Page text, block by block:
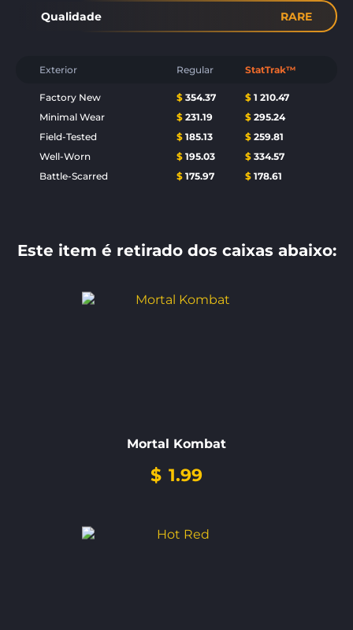
Qualidade RARE
Exterior Regular StatTrak™
Factory New $ 354.37 $ 1 210.47
Minimal Wear
$ 231.19 $ 295.24
Field-Tested
$ 185.13 $ 259.81
Well-Worn
$ 195.03 $ 334.57
Battle-Scarred
$ 175.97 $ 178.61
Este item é retirado dos caixas abaixo:
Mortal Kombat
$ 1.99